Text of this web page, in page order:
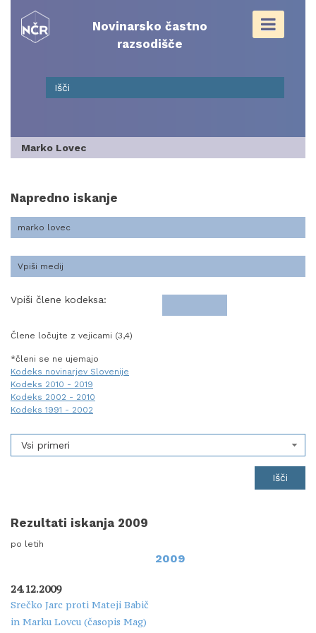
content
Novinarsko častno
razsodišče
Marko Lovec
Napredno iskanje
Vpiši člene kodeksa:
Člene ločujte z vejicami (3,4)
*členi se ne ujemajo
Kodeks novinarjev Slovenije
Kodeks 2010 - 2019
Kodeks 2002 - 2010
Kodeks 1991 - 2002
Vsi primeri
Rezultati iskanja 2009
po letih
2009
24.12.2009
Srečko Jarc proti Mateji Babič
in Marku Lovcu (časopis Mag)